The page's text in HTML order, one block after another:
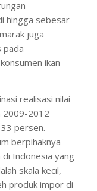
hingga sebesar
juga
pada
ikan
realisasi nilai
2009-2012
persen.
berpihaknya
Indonesia yang
skala kecil,
produk impor di